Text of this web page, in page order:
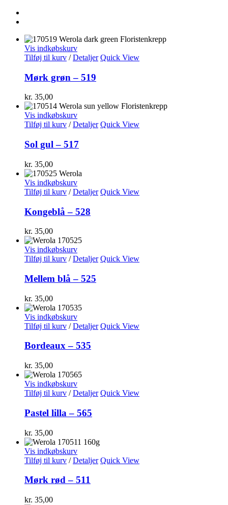
Vis indkøbskurv
Tilføj til kurv / Detaljer Quick View
Mørk grøn – 519
kr. 35,00
Vis indkøbskurv
Tilføj til kurv / Detaljer Quick View
Sol gul – 517
kr. 35,00
Vis indkøbskurv
Tilføj til kurv / Detaljer Quick View
Kongeblå – 528
kr. 35,00
Vis indkøbskurv
Tilføj til kurv / Detaljer Quick View
Mellem blå – 525
kr. 35,00
Vis indkøbskurv
Tilføj til kurv / Detaljer Quick View
Bordeaux – 535
kr. 35,00
Vis indkøbskurv
Tilføj til kurv / Detaljer Quick View
Pastel lilla – 565
kr. 35,00
Vis indkøbskurv
Tilføj til kurv / Detaljer Quick View
Mørk rød – 511
kr. 35,00